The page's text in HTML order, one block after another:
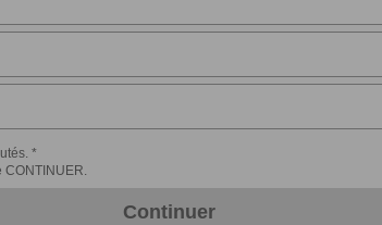
*
CONTINUER.
Continuer